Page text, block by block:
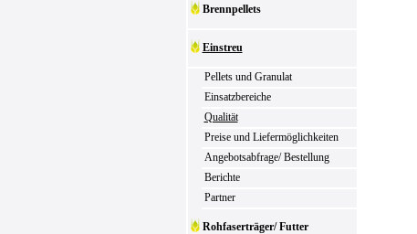
Brennpellets
Einstreu
Pellets und Granulat
Einsatzbereiche
Qualität
Preise und Liefermöglichkeiten
Angebotsabfrage/ Bestellung
Berichte
Partner
Rohfaserträger/ Futter